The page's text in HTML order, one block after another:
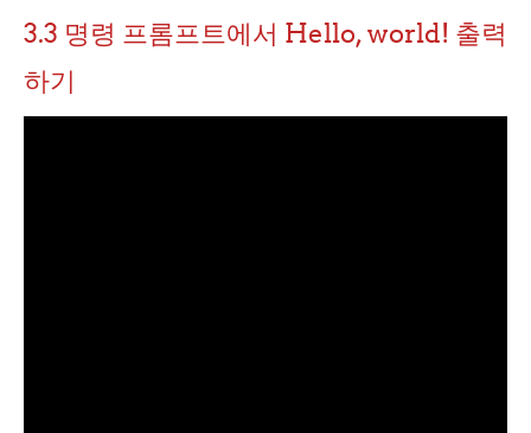
3.3 명령 프롬프트에서 Hello, world! 출력
하기